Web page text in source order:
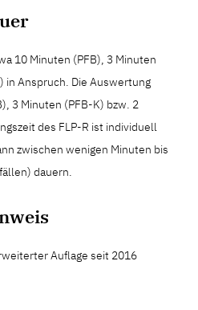
10 Minuten (PFB), 3 Minuten
in Anspruch. Die Auswertung
3 Minuten (PFB-K) bzw. 2
des FLP-R ist individuell
zwischen wenigen Minuten bis
dauern.
Auflage seit 2016